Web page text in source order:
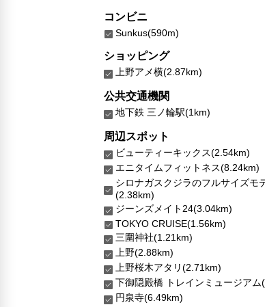
コンビニ
Sunkus(590m)
ショッピング
上野アメ横(2.87km)
公共交通機関
地下鉄 三ノ輪駅(1km)
周辺スポット
ビューティーキックス(2.54km)
エニタイムフィットネス(8.24km)
シロナガスクジラのフルサイズモ
(2.38km)
ジーンズメイト24(3.04km)
TOKYO CRUISE(1.56km)
三圍神社(1.21km)
上野(2.88km)
上野桜木アタリ(2.71km)
下御隠殿橋 トレインミュージアム
円泉寺(6.49km)